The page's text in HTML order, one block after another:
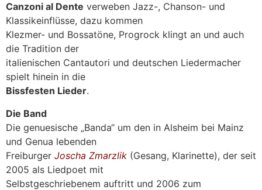
Canzoni al Dente verweben Jazz-, Chanson- und
Klassikeinflüsse, dazu kommen
Klezmer- und Bossatöne, Progrock klingt an und auch
die Tradition der
italienischen Cantautori und deutschen Liedermacher
spielt hinein in die
Bissfesten Lieder.
Die Band
Die genuesische „Banda“ um den in Alsheim bei Mainz
und Genua lebenden
Freiburger Joscha Zmarzlik (Gesang, Klarinette), der seit
2005 als Liedpoet mit
Selbstgeschriebenem auftritt und 2006 zum